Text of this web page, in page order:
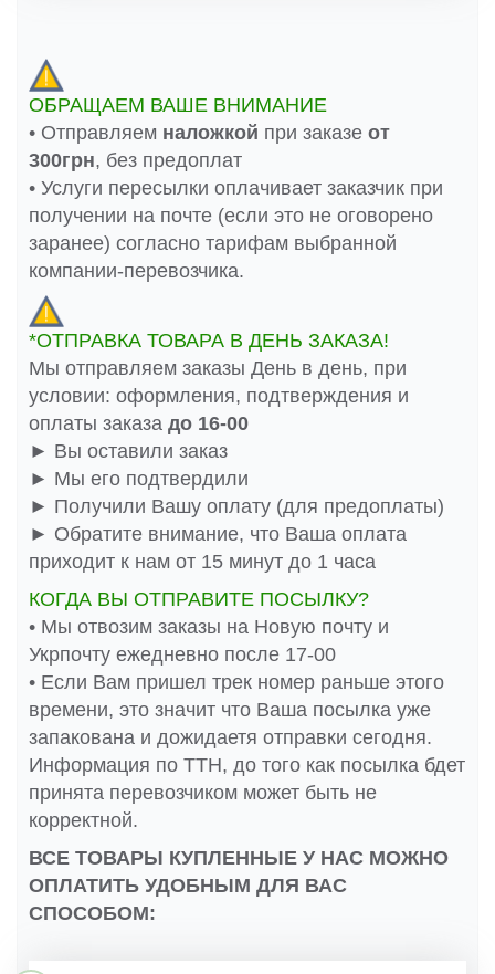
ОБРАЩАЕМ ВАШЕ ВНИМАНИЕ
• Отправляем наложкой при заказе от
300грн, без предоплат
• Услуги пересылки оплачивает заказчик при
получении на почте (если это не оговорено
заранее) согласно тарифам выбранной
компании-перевозчика.
*ОТПРАВКА ТОВАРА В ДЕНЬ ЗАКАЗА!
Мы отправляем заказы День в день, при
условии: оформления, подтверждения и
оплаты заказа до 16-00
► Вы оставили заказ
► Мы его подтвердили
► Получили Вашу оплату (для предоплаты)
► Обратите внимание, что Ваша оплата
приходит к нам от 15 минут до 1 часа
КОГДА ВЫ ОТПРАВИТЕ ПОСЫЛКУ?
• Мы отвозим заказы на Новую почту и
Укрпочту ежедневно после 17-00
• Если Вам пришел трек номер раньше этого
времени, это значит что Ваша посылка уже
запакована и дожидаетя отправки сегодня.
Информация по ТТН, до того как посылка бдет
принята перевозчиком может быть не
корректной.
ВСЕ ТОВАРЫ КУПЛЕННЫЕ У НАС МОЖНО
ОПЛАТИТЬ УДОБНЫМ ДЛЯ ВАС
СПОСОБОМ: